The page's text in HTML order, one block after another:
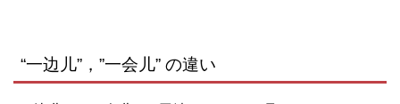
“一边儿”，”一会儿” の違い